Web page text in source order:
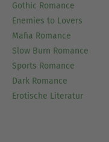
Gothic Romance
Enemies to Lovers
Mafia Romance
Slow Burn Romance
Sports Romance
Dark Romance
Erotische Literatur